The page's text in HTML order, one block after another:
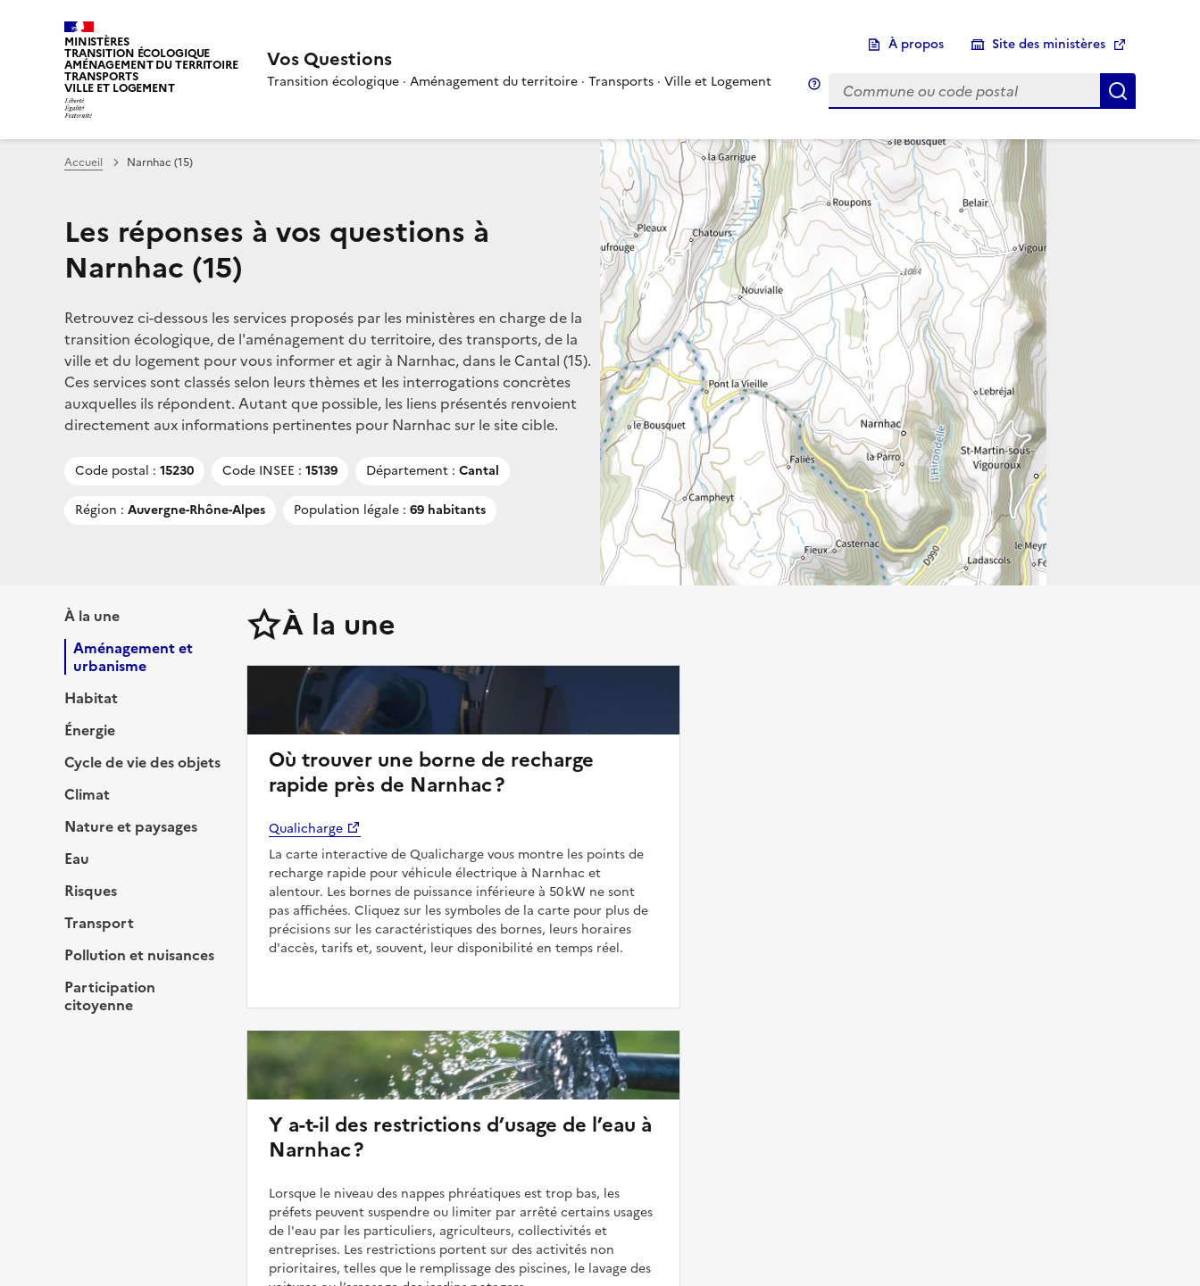
MINISTÈRES
TRANSITION ÉCOLOGIQUE
AMÉNAGEMENT DU TERRITOIRE
TRANSPORTS
VILLE ET LOGEMENT
Vos Questions
Transition écologique · Aménagement du territoire · Transports · Ville et Logement
À propos Site des ministères
Choix d'une commune
Infobulle
Accueil Narnhac (15)
Les réponses à vos questions à
Narnhac (15)
Retrouvez ci-dessous les services proposés par les ministères en charge de la
transition écologique, de l'aménagement du territoire, des transports, de la
ville et du logement pour vous informer et agir à Narnhac, dans le Cantal (15).
Ces services sont classés selon leurs thèmes et les interrogations concrètes
auxquelles ils répondent. Autant que possible, les liens présentés renvoient
directement aux informations pertinentes pour Narnhac sur le site cible.
Code postal : 15230 Code INSEE : 15139 Département : Cantal
Région : Auvergne-Rhône-Alpes Population légale : 69 habitants
À la une
Aménagement et
urbanisme
Habitat
Énergie
Cycle de vie des objets
Climat
Nature et paysages
Eau
Risques
Transport
Pollution et nuisances
Participation
citoyenne
À la une
Où trouver une borne de recharge
rapide près de Narnhac ?
Qualicharge
La carte interactive de Qualicharge vous montre les points de
recharge rapide pour véhicule électrique à Narnhac et
alentour. Les bornes de puissance inférieure à 50 kW ne sont
pas affichées. Cliquez sur les symboles de la carte pour plus de
précisions sur les caractéristiques des bornes, leurs horaires
d'accès, tarifs et, souvent, leur disponibilité en temps réel.
Y a-t-il des restrictions d’usage de l’eau à
Narnhac ?
Lorsque le niveau des nappes phréatiques est trop bas, les
préfets peuvent suspendre ou limiter par arrêté certains usages
de l'eau par les particuliers, agriculteurs, collectivités et
entreprises. Les restrictions portent sur des activités non
prioritaires, telles que le remplissage des piscines, le lavage des